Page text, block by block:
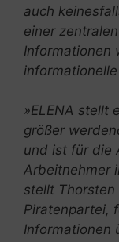
auch
einer
Informationen
»ELENA stellt
größer
und ist für die
Arbeitnehmer
stellt
Piratenpartei,
Informationen